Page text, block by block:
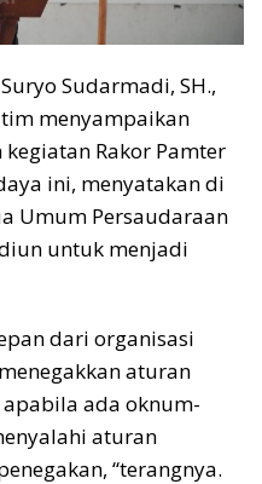
Sudarmadi, SH.,
menyampaikan
Rakor Pamter
ini, menyatakan di
Umum Persaudaraan
untuk menjadi
dari organisasi
aturan
ada oknum-
aturan
“terangnya.